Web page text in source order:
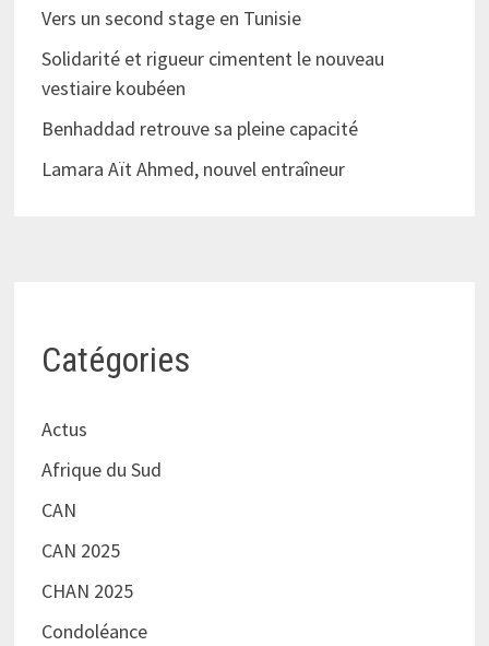
Vers un second stage en Tunisie
Solidarité et rigueur cimentent le nouveau
vestiaire koubéen
Benhaddad retrouve sa pleine capacité
Lamara Aït Ahmed, nouvel entraîneur
Catégories
Actus
Afrique du Sud
CAN
CAN 2025
CHAN 2025
Condoléance